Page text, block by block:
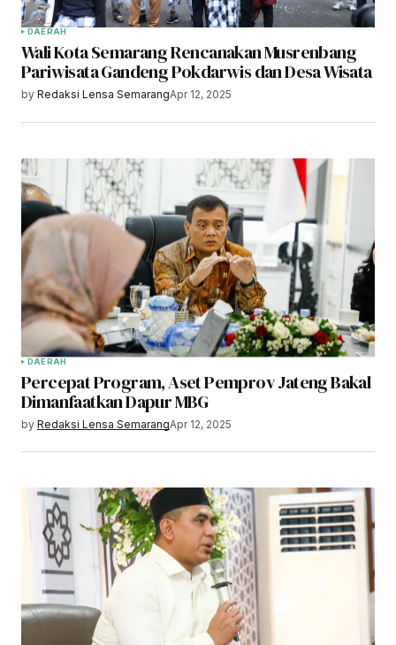
DAERAH
Wali Kota Semarang Rencanakan Musrenbang
Pariwisata Gandeng Pokdarwis dan Desa Wisata
by Redaksi Lensa SemarangApr 12, 2025
DAERAH
Percepat Program, Aset Pemprov Jateng Bakal
Dimanfaatkan Dapur MBG
by Redaksi Lensa SemarangApr 12, 2025